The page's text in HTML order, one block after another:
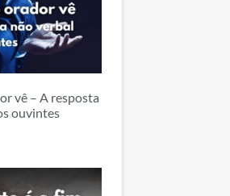
vê – A resposta
ouvintes